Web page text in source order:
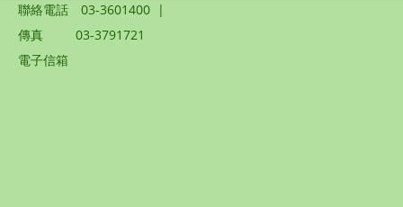
聯絡電話
03-3601400 |
傳真
03-3791721
電子信箱